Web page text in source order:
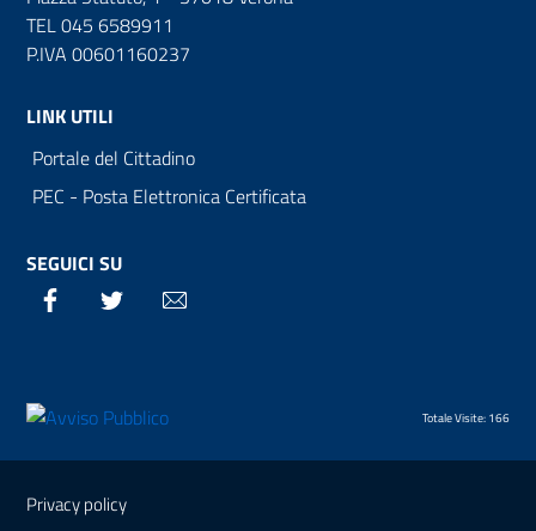
TEL 045 6589911
P.IVA 00601160237
LINK UTILI
Portale del Cittadino
PEC - Posta Elettronica Certificata
SEGUICI SU
Facebook Twitter
Totale Visite: 166
Sezione Link Utili
Privacy policy